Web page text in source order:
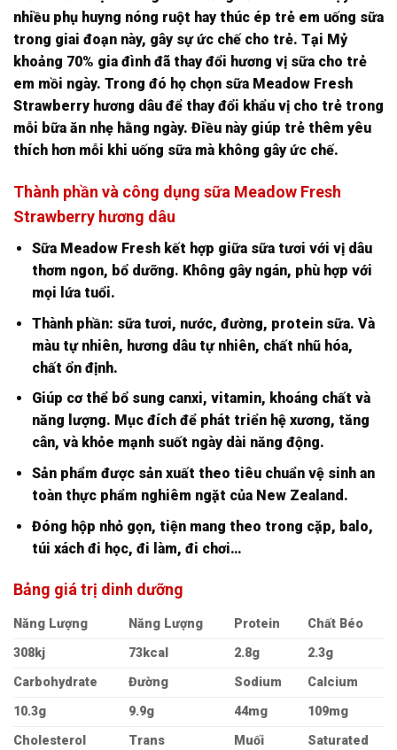
nhiều phụ huyng nóng ruột hay thúc ép trẻ em uống sữa
trong giai đoạn này, gây sự ức chế cho trẻ. Tại Mỷ
khoảng 70% gia đình đã thay đổi hương vị sữa cho trẻ
em mồi ngày. Trong đó họ chọn sữa Meadow Fresh
Strawberry hương dâu để thay đổi khẩu vị cho trẻ trong
mỗi bữa ăn nhẹ hằng ngày. Điều này giúp trẻ thêm yêu
thích hơn mỗi khi uống sữa mà không gây ức chế.
Thành phần và công dụng sữa Meadow Fresh
Strawberry hương dâu
Sữa Meadow Fresh kết hợp giữa sữa tươi với vị dâu
thơm ngon, bổ dưỡng. Không gây ngán, phù hợp với
mọi lứa tuổi.
Thành phần: sữa tươi, nước, đường, protein sữa. Và
màu tự nhiên, hương dâu tự nhiên, chất nhũ hóa,
chất ổn định.
Giúp cơ thể bổ sung canxi, vitamin, khoáng chất và
năng lượng. Mục đích để phát triển hệ xương, tăng
cân, và khỏe mạnh suốt ngày dài năng động.
Sản phẩm được sản xuất theo tiêu chuẩn vệ sinh an
toàn thực phẩm nghiêm ngặt của New Zealand.
Đóng hộp nhỏ gọn, tiện mang theo trong cặp, balo,
túi xách đi học, đi làm, đi chơi…
Bảng giá trị dinh dưỡng
Năng Lượng Năng Lượng Protein
Chất Béo
308kj
73kcal 2.8g
2.3g
Carbohydrate
Đường Sodium
Calcium
10.3g
9.9g 44mg
109mg
Cholesterol
Trans Muối
Saturated